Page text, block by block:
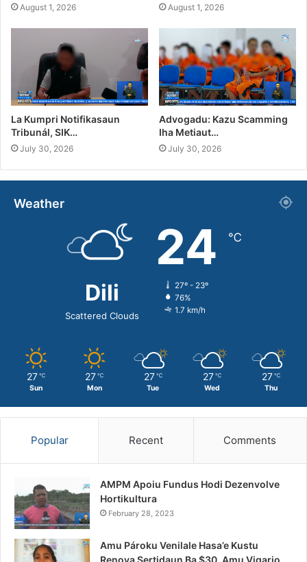
August 1, 2026 August 1, 2026
La Kumpri Notifikasaun
Tribunál, SIK…
July 30, 2026
Advogadu: Kazu Scamming
Iha Metiaut…
July 30, 2026
Weather
Dili
Scattered Clouds
24 ℃
27º - 23º
76%
1.7 km/h
27 ℃
Sun
27 ℃
Mon
27 ℃
Tue
27 ℃
Wed
27 ℃
Thu
Popular Recent Comments
AMPM Apoiu Fundus Hodi Dezenvolve
Hortikultura
February 28, 2023
Amu Pároku Venilale Hasa’e Kustu
Renova Sertidaun Ba $30, Amu Vigario